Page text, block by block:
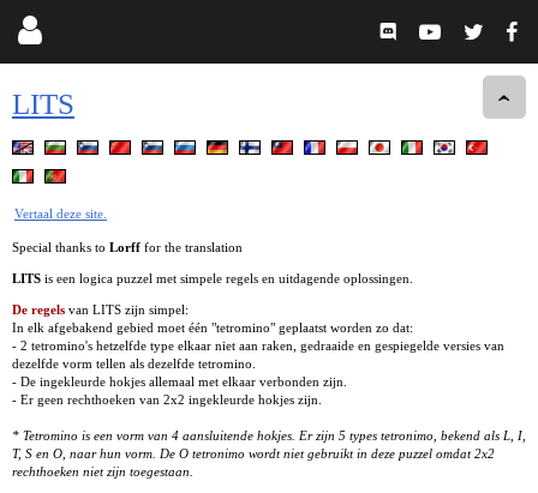
LITS
Vertaal deze site.
Special thanks to Lorff for the translation
LITS is een logica puzzel met simpele regels en uitdagende oplossingen.
De regels van LITS zijn simpel:
In elk afgebakend gebied moet één "tetromino" geplaatst worden zo dat:
- 2 tetromino's hetzelfde type elkaar niet aan raken, gedraaide en gespiegelde versies van
dezelfde vorm tellen als dezelfde tetromino.
- De ingekleurde hokjes allemaal met elkaar verbonden zijn.
- Er geen rechthoeken van 2x2 ingekleurde hokjes zijn.
* Tetromino is een vorm van 4 aansluitende hokjes. Er zijn 5 types tetronimo, bekend als L, I,
T, S en O, naar hun vorm. De O tetronimo wordt niet gebruikt in deze puzzel omdat 2x2
rechthoeken niet zijn toegestaan.